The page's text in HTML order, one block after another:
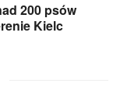
200 psów
Kielc